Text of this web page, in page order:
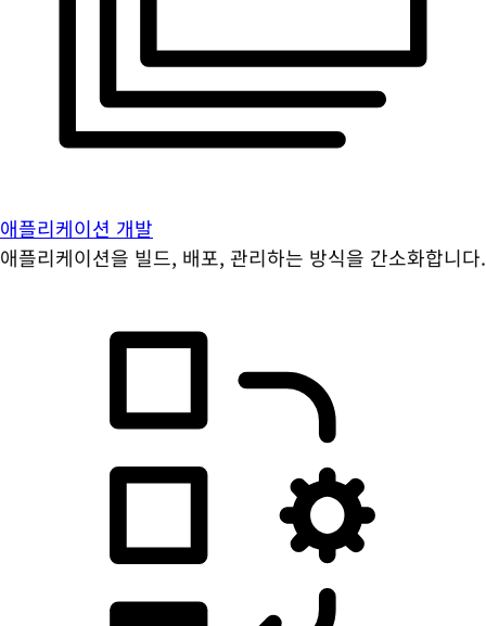
애플리케이션 개발
애플리케이션을 빌드, 배포, 관리하는 방식을 간소화합니다.